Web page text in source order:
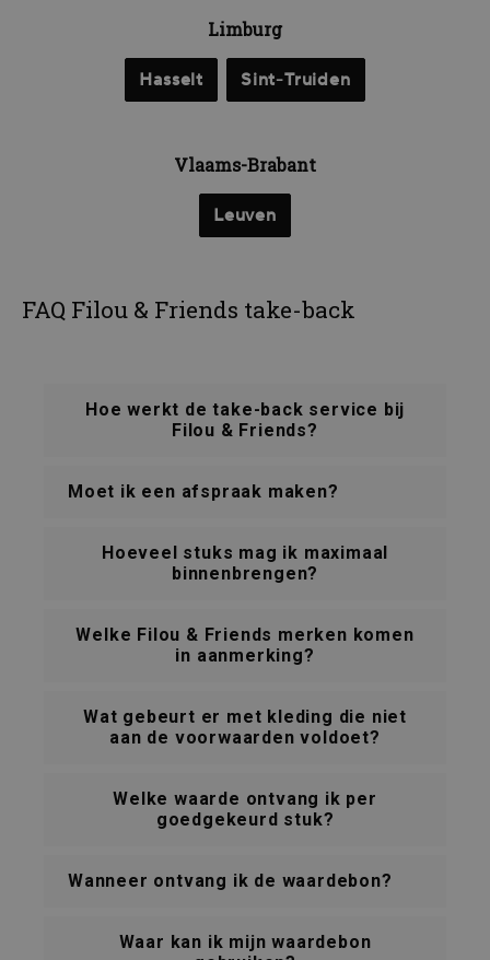
Limburg
Hasselt Sint-Truiden
Vlaams-Brabant
Leuven
FAQ Filou & Friends take-back
Hoe werkt de take-back service bij
Filou & Friends?
Moet ik een afspraak maken?
Hoeveel stuks mag ik maximaal
binnenbrengen?
Welke Filou & Friends merken komen
in aanmerking?
Wat gebeurt er met kleding die niet
aan de voorwaarden voldoet?
Welke waarde ontvang ik per
goedgekeurd stuk?
Wanneer ontvang ik de waardebon?
Waar kan ik mijn waardebon